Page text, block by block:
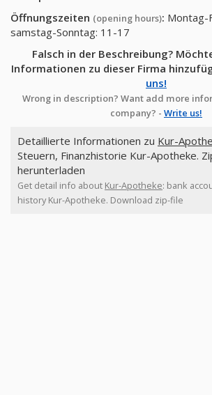
Öffnungszeiten (opening hours): Montag-
samstag-Sonntag: 11-17
Falsch in der Beschreibung?
Informationen zu dieser Firma
uns!
Wrong in description? Want add more
company? - Write us!
Detaillierte Informationen zu Kur-
Steuern, Finanzhistorie Kur-Apotheke.
herunterladen
Get detail info about Kur-Apotheke: bank
history Kur-Apotheke. Download zip-file